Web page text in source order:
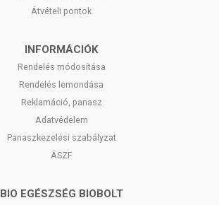
Átvételi pontok
INFORMÁCIÓK
Rendelés módosítása
Rendelés lemondása
Reklamáció, panasz
Adatvédelem
Panaszkezelési szabályzat
ÁSZF
BIO EGÉSZSÉG BIOBOLT